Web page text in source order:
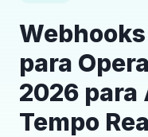
para
2026 para
Tempo